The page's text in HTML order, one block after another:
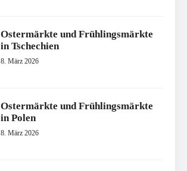
Ostermärkte und Frühlingsmärkte
in Tschechien
8. März 2026
Ostermärkte und Frühlingsmärkte
in Polen
8. März 2026